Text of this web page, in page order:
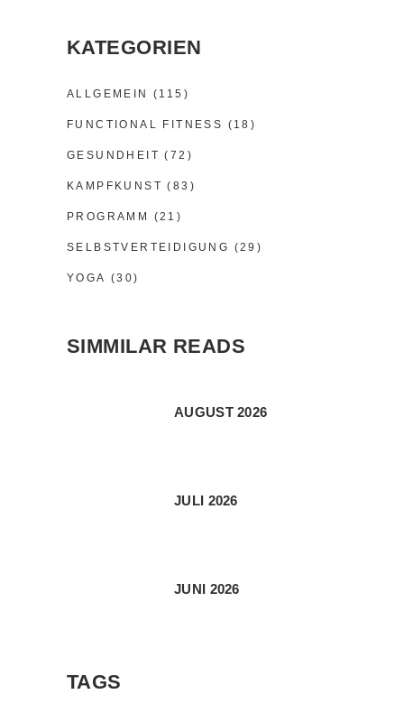
KATEGORIEN
ALLGEMEIN (115)
FUNCTIONAL FITNESS (18)
GESUNDHEIT (72)
KAMPFKUNST (83)
PROGRAMM (21)
SELBSTVERTEIDIGUNG (29)
YOGA (30)
SIMMILAR READS
AUGUST 2026
JULI 2026
JUNI 2026
TAGS